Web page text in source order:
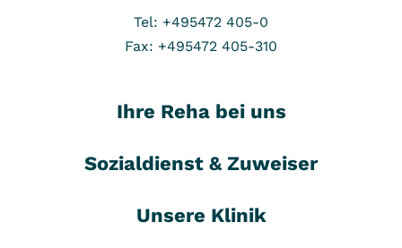
Tel: +495472 405-0
Fax: +495472 405-310
Ihre Reha bei uns
Sozialdienst & Zuweiser
Unsere Klinik